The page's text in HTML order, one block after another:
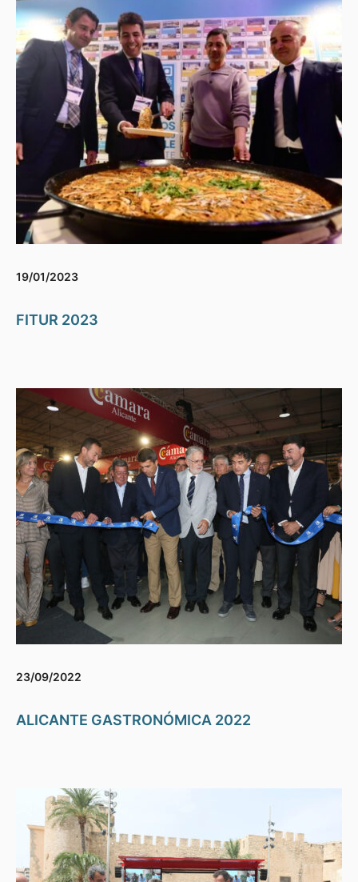
19/01/2023
FITUR 2023
23/09/2022
ALICANTE GASTRONÓMICA 2022